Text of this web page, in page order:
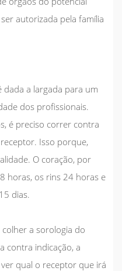
autorizada pela família
dada a largada para um
dos profissionais.
é preciso correr contra
Isso porque,
O coração, por
horas, os rins 24 horas e
dias.
a sorologia do
contra indicação, a
qual o receptor que irá